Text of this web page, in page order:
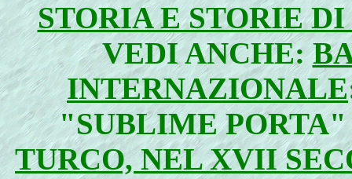
STORIA E STORIE
VEDI ANCHE:
INTERNAZIONALE
"SUBLIME
TURCO, NEL XVII